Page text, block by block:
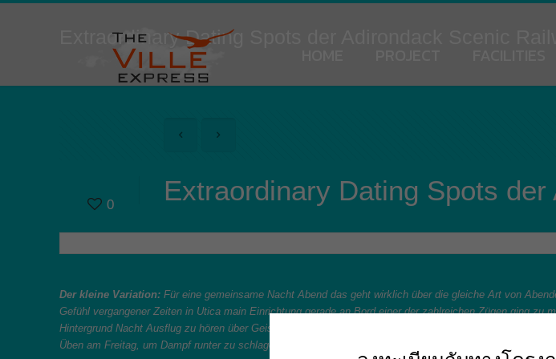
Extraordinary Dating Spots der Adirondack Scenic
0 Extraordinary Dating Spots
Der kleine Variation:Für eine gemeinsame Nacht Abend das geht wirklich über die gleiche Art von
Gefühl vergangener Zeiten in Utica main Einrichtung gerade an Bord einer der zahlreichen Zügen ging
Hintergrund Nacht Ausflug zu hören über Geister das könnte trotzdem durchstreifen den Ort. Oder,
Üben am Freitag, um Dampf runter zu schlagen. Was auch immer Sie suchen, du wirst finden dein